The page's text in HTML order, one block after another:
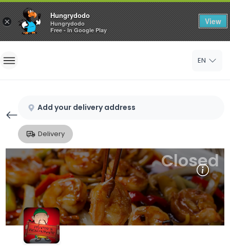
×
Hungrydodo
Hungrydodo
Free - In Google Play
View
Home
Sign Up
EN
Add your delivery address
Delivery
Closed